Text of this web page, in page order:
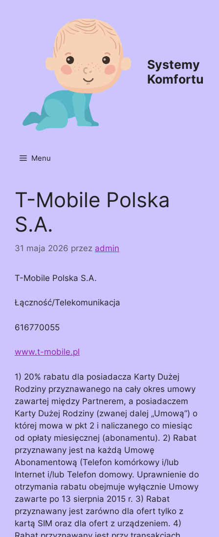
Systemy
Komfortu
Menu
T-Mobile Polska
S.A.
31 maja 2026 przez admin
T-Mobile Polska S.A.
Łączność/Telekomunikacja
616770055
www.t-mobile.pl
1) 20% rabatu dla posiadacza Karty Dużej
Rodziny przyznawanego na cały okres umowy
zawartej między Partnerem, a posiadaczem
Karty Dużej Rodziny (zwanej dalej „Umową”) o
której mowa w pkt 2 i naliczanego co miesiąc
od opłaty miesięcznej (abonamentu). 2) Rabat
przyznawany jest na każdą Umowę
Abonamentową (Telefon komórkowy i/lub
Internet i/lub Telefon domowy. Uprawnienie do
otrzymania rabatu obejmuje wyłącznie Umowy
zawarte po 13 sierpnia 2015 r. 3) Rabat
przyznawany jest zarówno dla ofert tylko z
kartą SIM oraz dla ofert z urządzeniem. 4)